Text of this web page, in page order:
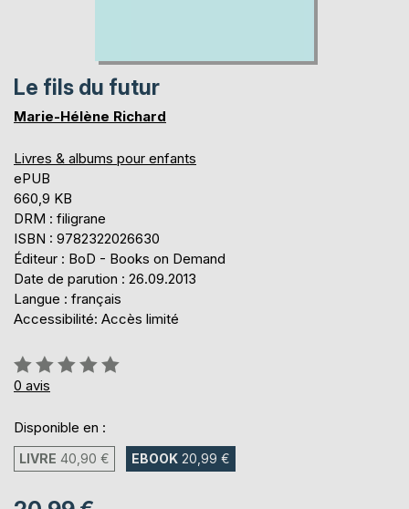
Le fils du futur
Marie-Hélène Richard
Livres & albums pour enfants
ePUB
660,9 KB
DRM : filigrane
ISBN : 9782322026630
Éditeur : BoD - Books on Demand
Date de parution : 26.09.2013
Langue : français
Accessibilité: Accès limité
Évaluation:
0%
0 avis
Disponible en :
LIVRE 40,90 € EBOOK 20,99 €